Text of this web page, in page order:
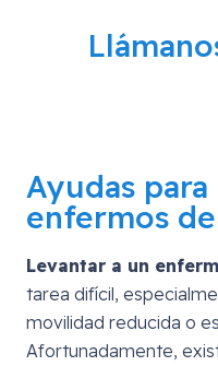
Ayudas
enfermos
Levantar a un
tarea difícil,
movilidad reducida o
Afortunadamente,